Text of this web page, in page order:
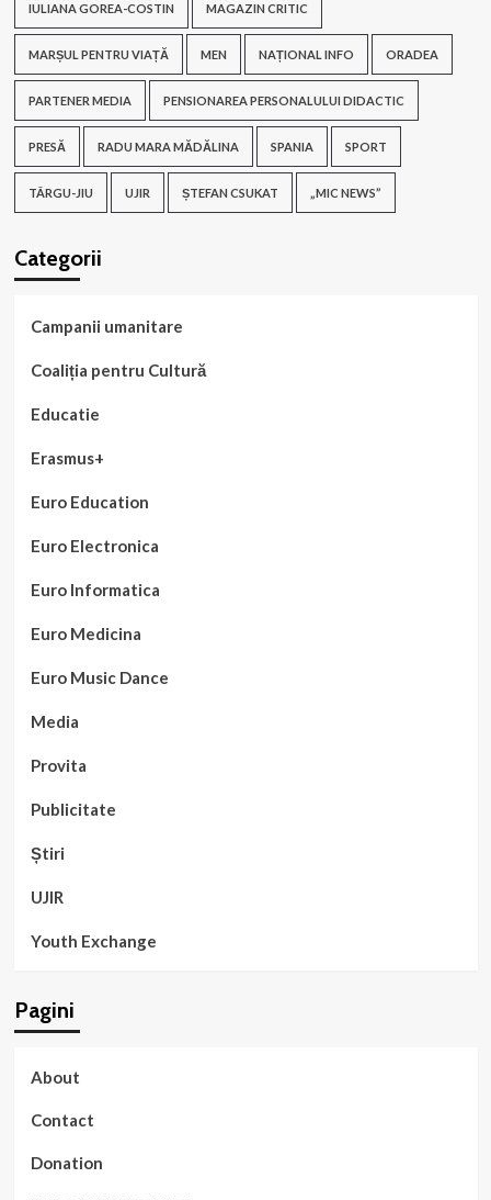
IULIANA GOREA-COSTIN MAGAZIN CRITIC
MARȘUL PENTRU VIAȚĂ MEN NAȚIONAL INFO ORADEA
PARTENER MEDIA PENSIONAREA PERSONALULUI DIDACTIC
PRESĂ RADU MARA MĂDĂLINA SPANIA SPORT
TÂRGU-JIU UJIR ȘTEFAN CSUKAT „MIC NEWS”
Categorii
Campanii umanitare
Coaliția pentru Cultură
Educatie
Erasmus+
Euro Education
Euro Electronica
Euro Informatica
Euro Medicina
Euro Music Dance
Media
Provita
Publicitate
Știri
UJIR
Youth Exchange
Pagini
About
Contact
Donation